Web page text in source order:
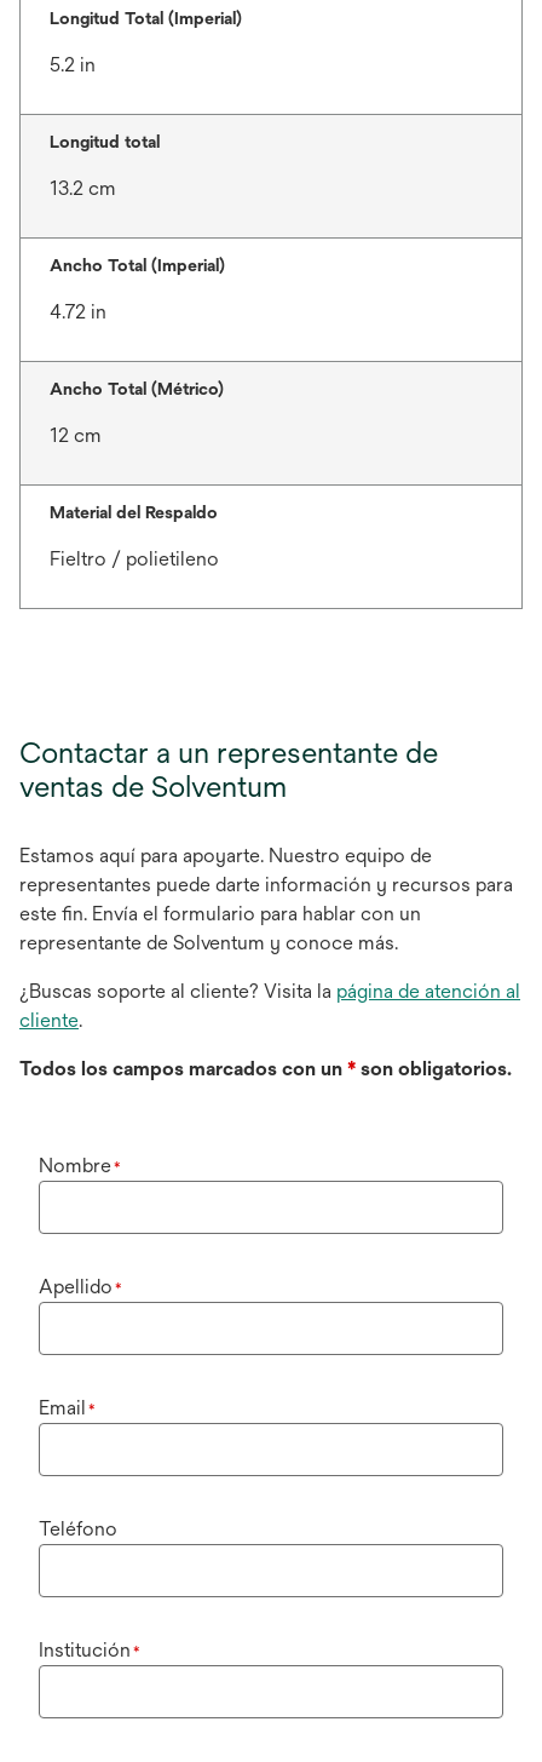
Longitud Total (Imperial)
5.2 in
Longitud total
13.2 cm
Ancho Total (Imperial)
4.72 in
Ancho Total (Métrico)
12 cm
Material del Respaldo
Fieltro / polietileno
Contactar a un representante de
ventas de Solventum
Estamos aquí para apoyarte. Nuestro equipo de
representantes puede darte información y recursos para
este fin. Envía el formulario para hablar con un
representante de Solventum y conoce más.
¿Buscas soporte al cliente? Visita la página de atención al
cliente.
Todos los campos marcados con un * son obligatorios.
Nombre*
Apellido *
Email *
Teléfono
Institución *